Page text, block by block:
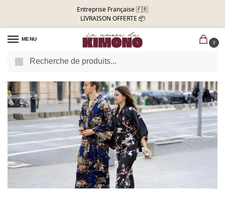
Entreprise Française 🇫🇷
LIVRAISON OFFERTE 📦
MENU
0